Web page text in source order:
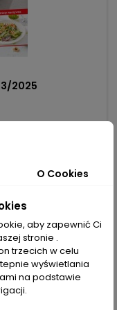
3/2025
Nietrudno go
przepisy na
przepisy z
favorite_border
O Cookies
aby zapewnić Ci
stronie .
trzecich w celu
wyświetlania
na podstawie